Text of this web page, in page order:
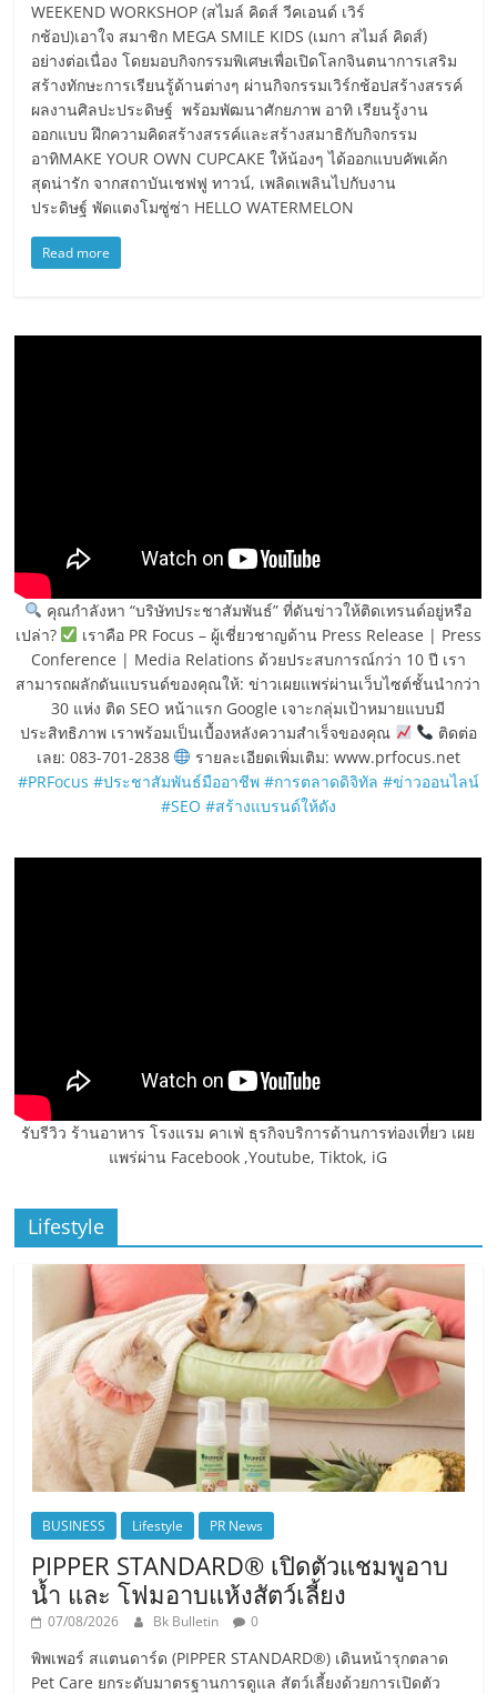
WEEKEND WORKSHOP (สไมล์ คิดส์ วีคเอนด์ เวิร์
กช้อป)เอาใจ สมาชิก MEGA SMILE KIDS (เมกา สไมล์ คิดส์)
อย่างต่อเนื่อง โดยมอบกิจกรรมพิเศษเพื่อเปิดโลกจินตนาการเสริม
สร้างทักษะการเรียนรู้ด้านต่างๆ ผ่านกิจกรรมเวิร์กช้อปสร้างสรรค์
ผลงานศิลปะประดิษฐ์ พร้อมพัฒนาศักยภาพ อาทิ เรียนรู้งาน
ออกแบบ ฝึกความคิดสร้างสรรค์และสร้างสมาธิกับกิจกรรม
อาทิMAKE YOUR OWN CUPCAKE ให้น้องๆ ได้ออกแบบคัพเค้ก
สุดน่ารัก จากสถาบันเชฟฟู ทาวน์, เพลิดเพลินไปกับงาน
ประดิษฐ์ พัดแตงโมซู่ซ่า HELLO WATERMELON
Read more
คุณกำลังหา “บริษัทประชาสัมพันธ์” ที่ดันข่าวให้ติดเทรนด์อยู่หรือ
เปล่า?
เราคือ PR Focus – ผู้เชี่ยวชาญด้าน Press Release | Press
Conference | Media Relations ด้วยประสบการณ์กว่า 10 ปี เรา
สามารถผลักดันแบรนด์ของคุณให้: ข่าวเผยแพร่ผ่านเว็บไซต์ชั้นนำกว่า
30 แห่ง ติด SEO หน้าแรก Google เจาะกลุ่มเป้าหมายแบบมี
ประสิทธิภาพ เราพร้อมเป็นเบื้องหลังความสำเร็จของคุณ
ติดต่อ
เลย: 083-701-2838
รายละเอียดเพิ่มเติม: www.prfocus.net
#PRFocus #ประชาสัมพันธ์มืออาชีพ #การตลาดดิจิทัล #ข่าวออนไลน์
#SEO #สร้างแบรนด์ให้ดัง
รับรีวิว ร้านอาหาร โรงแรม คาเฟ่ ธุรกิจบริการด้านการท่องเที่ยว เผย
แพร่ผ่าน Facebook ,Youtube, Tiktok, iG
Lifestyle
BUSINESS Lifestyle PR News
PIPPER STANDARD® เปิดตัวแชมพูอาบ
น้ำ และ โฟมอาบแห้งสัตว์เลี้ยง
07/08/2026 Bk Bulletin 0
พิพเพอร์ สแตนดาร์ด (PIPPER STANDARD®) เดินหน้ารุกตลาด
Pet Care ยกระดับมาตรฐานการดูแล สัตว์เลี้ยงด้วยการเปิดตัว